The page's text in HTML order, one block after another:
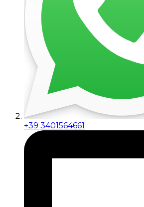
+39 3401564661